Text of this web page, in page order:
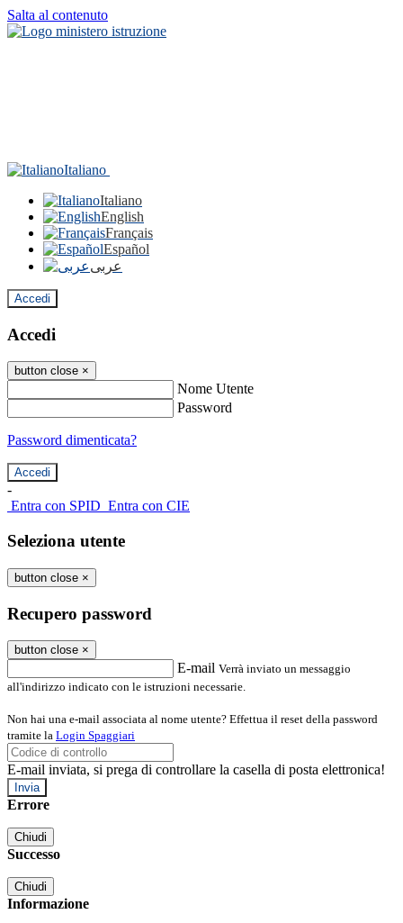
Salta al contenuto
Italiano
Italiano
English
Français
Español
عربى
Accedi
Accedi
button close ×
Nome Utente
Password
Password dimenticata?
-
Entra con SPID Entra con CIE
Seleziona utente
button close ×
Recupero password
button close ×
E-mail Verrà inviato un messaggio
all'indirizzo indicato con le istruzioni necessarie.
Non hai una e-mail associata al nome utente? Effettua il reset della password
tramite la Login Spaggiari
E-mail inviata, si prega di controllare la casella di posta elettronica!
Errore
Chiudi
Successo
Chiudi
Informazione